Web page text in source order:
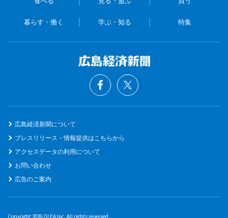
暮らす・働く 学ぶ・知る 特集
広島経済新聞について
プレスリリース・情報提供はこちらから
アクセスデータの利用について
お問い合わせ
広告のご案内
Copyright 2026 QLEA Inc. All rights reserved.